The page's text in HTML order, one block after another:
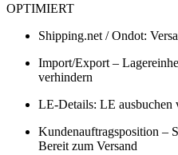
OPTIMIERT
Shipping.net / Ondot:
Import/Export –
verhindern
LE-Details: LE ausbuchen
Kundenauftragsposition –
Bereit zum Versand